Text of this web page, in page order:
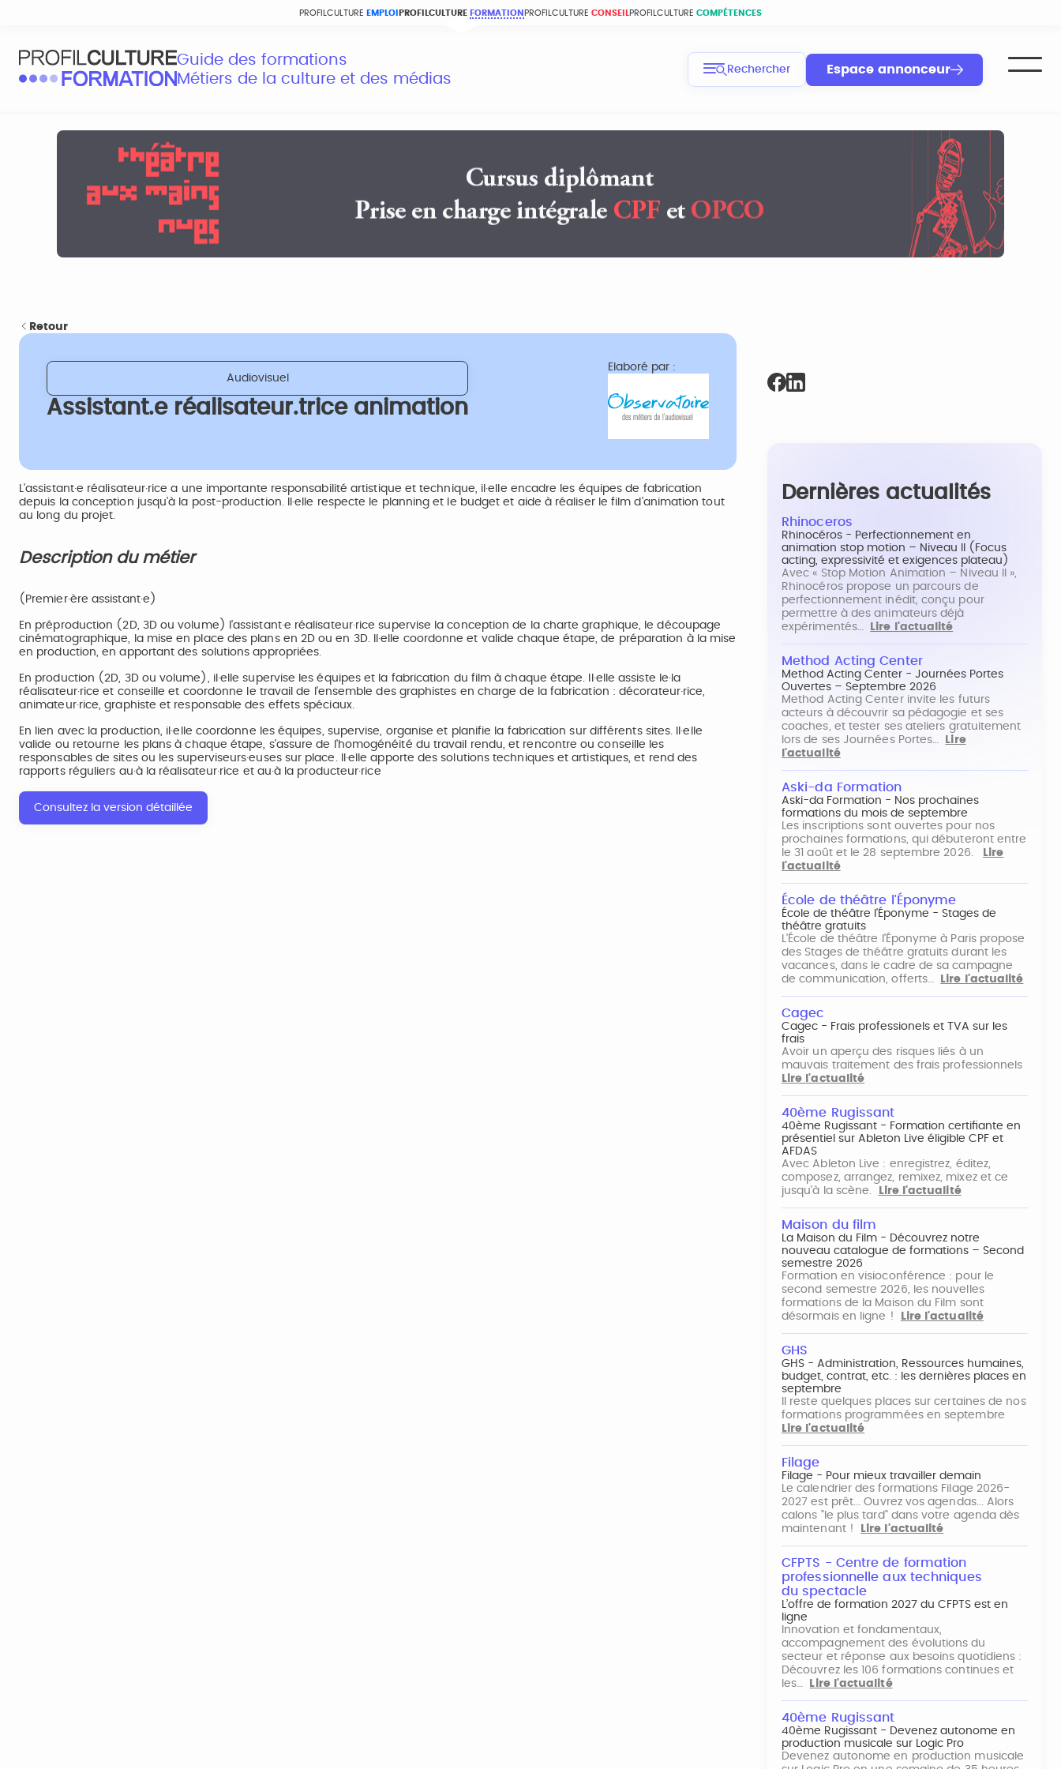
PROFILCULTURE EMPLOI PROFILCULTURE FORMATION PROFILCULTURE CONSEIL PROFILCULTURE COMPÉTENCES
Guide des formations
Métiers de la culture et des médias
Rechercher Espace annonceur
Retour
Audiovisuel
Assistant.e réalisateur.trice animation
Elaboré par :
L'assistant·e réalisateur·rice a une importante responsabilité artistique et technique, il·elle encadre les équipes de fabrication
depuis la conception jusqu'à la post-production. Il·elle respecte le planning et le budget et aide à réaliser le film d'animation tout
au long du projet.
Description du métier
(Premier·ère assistant·e)
En préproduction (2D, 3D ou volume) l'assistant·e réalisateur·rice supervise la conception de la charte graphique, le découpage
cinématographique, la mise en place des plans en 2D ou en 3D. Il·elle coordonne et valide chaque étape, de préparation à la mise
en production, en apportant des solutions appropriées.
En production (2D, 3D ou volume), il·elle supervise les équipes et la fabrication du film à chaque étape. Il·elle assiste le·la
réalisateur·rice et conseille et coordonne le travail de l'ensemble des graphistes en charge de la fabrication : décorateur·rice,
animateur·rice, graphiste et responsable des effets spéciaux.
En lien avec la production, il·elle coordonne les équipes, supervise, organise et planifie la fabrication sur différents sites. Il·elle
valide ou retourne les plans à chaque étape, s'assure de l'homogénéité du travail rendu, et rencontre ou conseille les
responsables de sites ou les superviseurs·euses sur place. Il·elle apporte des solutions techniques et artistiques, et rend des
rapports réguliers au·à la réalisateur·rice et au·à la producteur·rice
Consultez la version détaillée
Dernières actualités
Rhinoceros
Rhinocéros - Perfectionnement en
animation stop motion – Niveau II (Focus
acting, expressivité et exigences plateau)
Avec « Stop Motion Animation – Niveau II »,
Rhinocéros propose un parcours de
perfectionnement inédit, conçu pour
permettre à des animateurs déjà
expérimentés…
Lire l'actualité
Method Acting Center
Method Acting Center - Journées Portes
Ouvertes – Septembre 2026
Method Acting Center invite les futurs
acteurs à découvrir sa pédagogie et ses
coaches, et tester ses ateliers gratuitement
lors de ses Journées Portes…
Lire
l'actualité
Aski-da Formation
Aski-da Formation - Nos prochaines
formations du mois de septembre
Les inscriptions sont ouvertes pour nos
prochaines formations, qui débuteront entre
le 31 août et le 28 septembre 2026.
Lire
l'actualité
École de théâtre l'Éponyme
École de théâtre l'Éponyme - Stages de
théâtre gratuits
L'École de théâtre l'Éponyme à Paris propose
des Stages de théâtre gratuits durant les
vacances, dans le cadre de sa campagne
de communication, offerts…
Lire l'actualité
Cagec
Cagec - Frais professionels et TVA sur les
frais
Avoir un aperçu des risques liés à un
mauvais traitement des frais professionnels
Lire l'actualité
40ème Rugissant
40ème Rugissant - Formation certifiante en
présentiel sur Ableton Live éligible CPF et
AFDAS
Avec Ableton Live : enregistrez, éditez,
composez, arrangez, remixez, mixez et ce
jusqu'à la scène.
Lire l'actualité
Maison du film
La Maison du Film - Découvrez notre
nouveau catalogue de formations – Second
semestre 2026
Formation en visioconférence : pour le
second semestre 2026, les nouvelles
formations de la Maison du Film sont
désormais en ligne !
Lire l'actualité
GHS
GHS - Administration, Ressources humaines,
budget, contrat, etc. : les dernières places en
septembre
Il reste quelques places sur certaines de nos
formations programmées en septembre
Lire l'actualité
Filage
Filage - Pour mieux travailler demain
Le calendrier des formations Filage 2026-
2027 est prêt... Ouvrez vos agendas... Alors
calons "le plus tard" dans votre agenda dès
maintenant !
Lire l'actualité
CFPTS - Centre de formation
professionnelle aux techniques
du spectacle
L’offre de formation 2027 du CFPTS est en
ligne
Innovation et fondamentaux,
accompagnement des évolutions du
secteur et réponse aux besoins quotidiens :
Découvrez les 106 formations continues et
les…
Lire l'actualité
40ème Rugissant
40ème Rugissant - Devenez autonome en
production musicale sur Logic Pro
Devenez autonome en production musicale